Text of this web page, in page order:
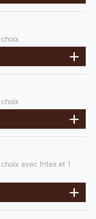
avec frites et 1